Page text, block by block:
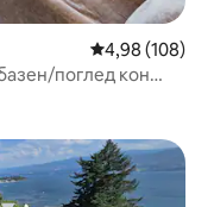
Просечна
4,98 (108)
поглед кон